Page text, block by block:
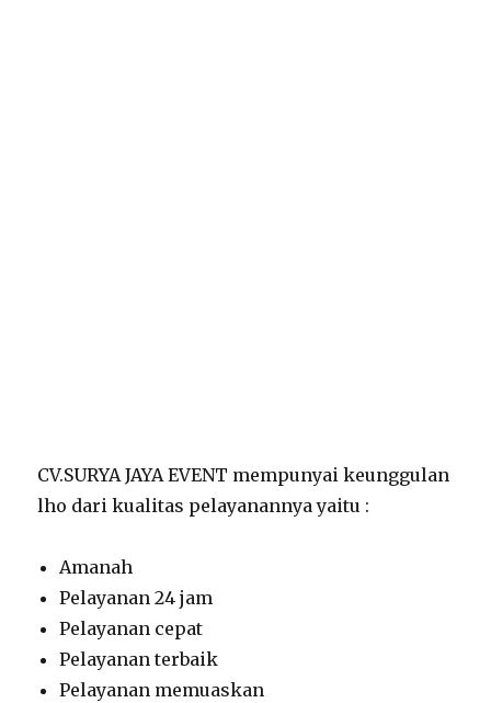
CV.SURYA JAYA EVENT mempunyai keunggulan
lho dari kualitas pelayanannya yaitu :
Amanah
Pelayanan 24 jam
Pelayanan cepat
Pelayanan terbaik
Pelayanan memuaskan